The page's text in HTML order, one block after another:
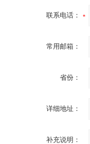
联系电话：
常用邮箱：
省份：
详细地址：
补充说明：